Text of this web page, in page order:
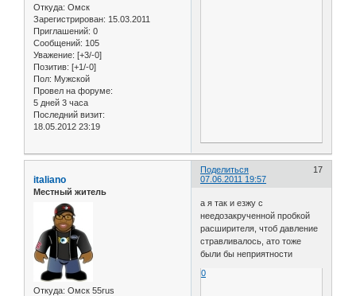
Откуда: Омск
Зарегистрирован: 15.03.2011
Приглашений: 0
Сообщений: 105
Уважение: [+3/-0]
Позитив: [+1/-0]
Пол: Мужской
Провел на форуме:
5 дней 3 часа
Последний визит:
18.05.2012 23:19
Поделиться
17
07.06.2011 19:57
italiano
Местный житель
Откуда: Омск 55rus
а я так и езжу с
неедозакрученной пробкой
расширителя, чтоб давление
стравливалось, ато тоже
были бы неприятности
0